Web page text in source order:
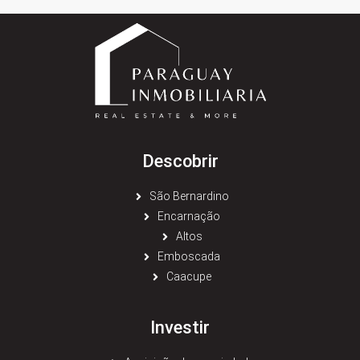
Descobrir
São Bernardino
Encarnação
Altos
Emboscada
Caacupe
Investir